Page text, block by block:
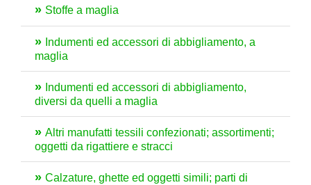
Stoffe a maglia
Indumenti ed accessori di abbigliamento, a
maglia
Indumenti ed accessori di abbigliamento,
diversi da quelli a maglia
Altri manufatti tessili confezionati; assortimenti;
oggetti da rigattiere e stracci
Calzature, ghette ed oggetti simili; parti di